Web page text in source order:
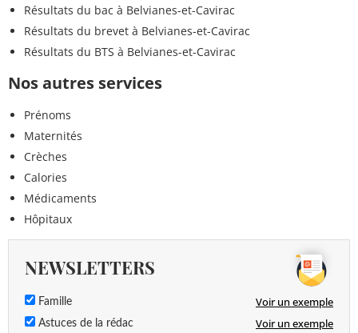
Résultats du bac à Belvianes-et-Cavirac
Résultats du brevet à Belvianes-et-Cavirac
Résultats du BTS à Belvianes-et-Cavirac
Nos autres services
Prénoms
Maternités
Crèches
Calories
Médicaments
Hôpitaux
NEWSLETTERS
Famille Voir un exemple
Astuces de la rédac Voir un exemple